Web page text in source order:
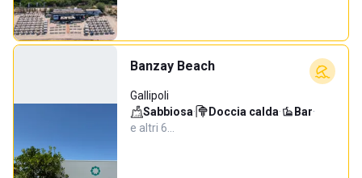
Banzay Beach
Gallipoli
Sabbiosa· Doccia calda· Bar·
e altri 6…